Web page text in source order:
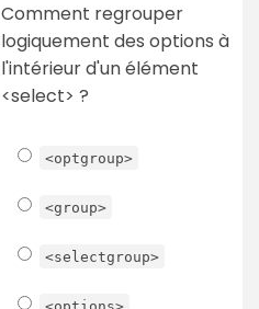
Comment regrouper
logiquement des options à
l'intérieur d'un élément
<select> ?
<optgroup>
<group>
<selectgroup>
<options>